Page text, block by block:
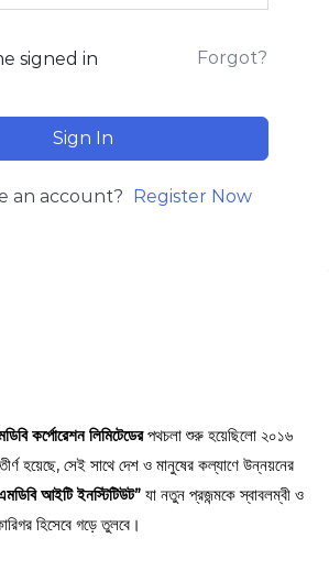
signed in Forgot?
Sign In
an account? Register Now
কর্পোরেশন লিমিটেডেরপথচলা শুরু হয়েছিলো ২০১৬
হয়েছে, সেই সাথে দেশ ও মানুষের কল্যাণে উন্নয়নের
আইটি ইনস্টিটিউট” যা নতুন প্রজন্মকে স্বাবলম্বী ও
হিসেবে গড়ে তুলবে।